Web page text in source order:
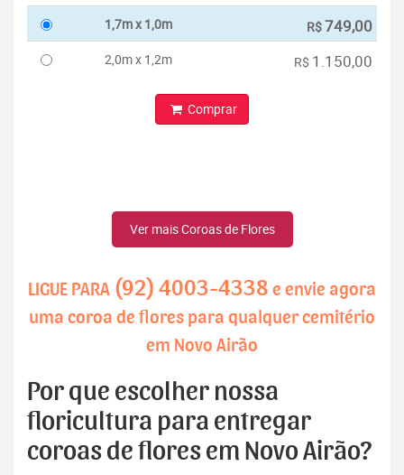
1,7m x 1,0m R$749,00
2,0m x 1,2m R$ 1.150,00
Comprar
Ver mais Coroas de Flores
LIGUE PARA (92) 4003-4338 e envie agora
uma coroa de flores para qualquer cemitério
em Novo Airão
Por que escolher nossa
floricultura para entregar
coroas de flores em Novo Airão?